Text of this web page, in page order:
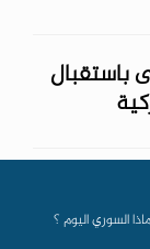
باستقبال
السوري اليوم ؟